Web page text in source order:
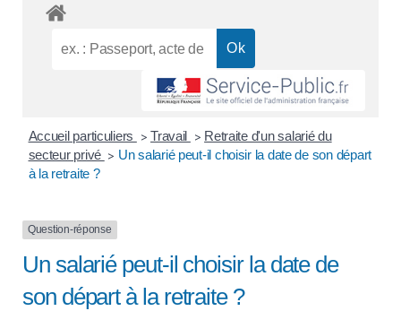
Accueil particuliers > Travail > Retraite d'un salarié du
secteur privé > Un salarié peut-il choisir la date de son départ
à la retraite ?
Question-réponse
Un salarié peut-il choisir la date de
son départ à la retraite ?